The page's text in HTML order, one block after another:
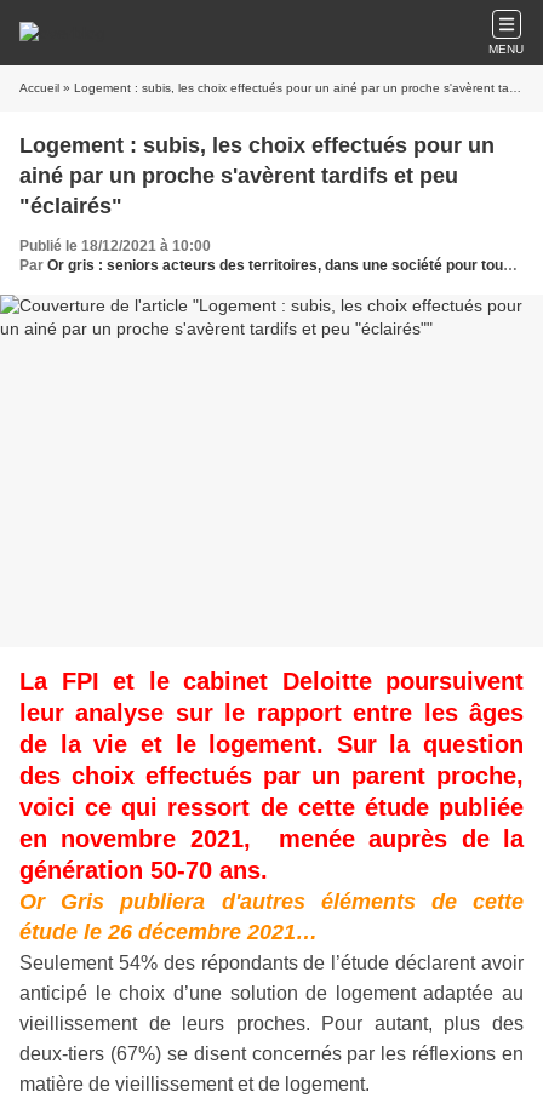
MENU
Accueil » Logement : subis, les choix effectués pour un ainé par un proche s'avèrent tardifs et peu "éclairés"
Logement : subis, les choix effectués pour un
ainé par un proche s'avèrent tardifs et peu
"éclairés"
Publié le 18/12/2021 à 10:00
Par Or gris : seniors acteurs des territoires, dans une société pour tous les âges
La FPI et le cabinet Deloitte poursuivent
leur analyse sur le rapport entre les âges
de la vie et le logement. Sur la question
des choix effectués par un parent proche,
voici ce qui ressort de cette étude publiée
en novembre 2021, menée auprès de la
génération 50-70 ans.
Or Gris publiera
d'autres éléments de cette
étude le 26 décembre 2021…
Seulement 54% des répondants de l’étude déclarent avoir
anticipé le choix d’une solution de logement adaptée au
vieillissement de leurs proches. Pour autant, plus des
deux-tiers (67%) se disent concernés par les réflexions en
matière de vieillissement et de logement.